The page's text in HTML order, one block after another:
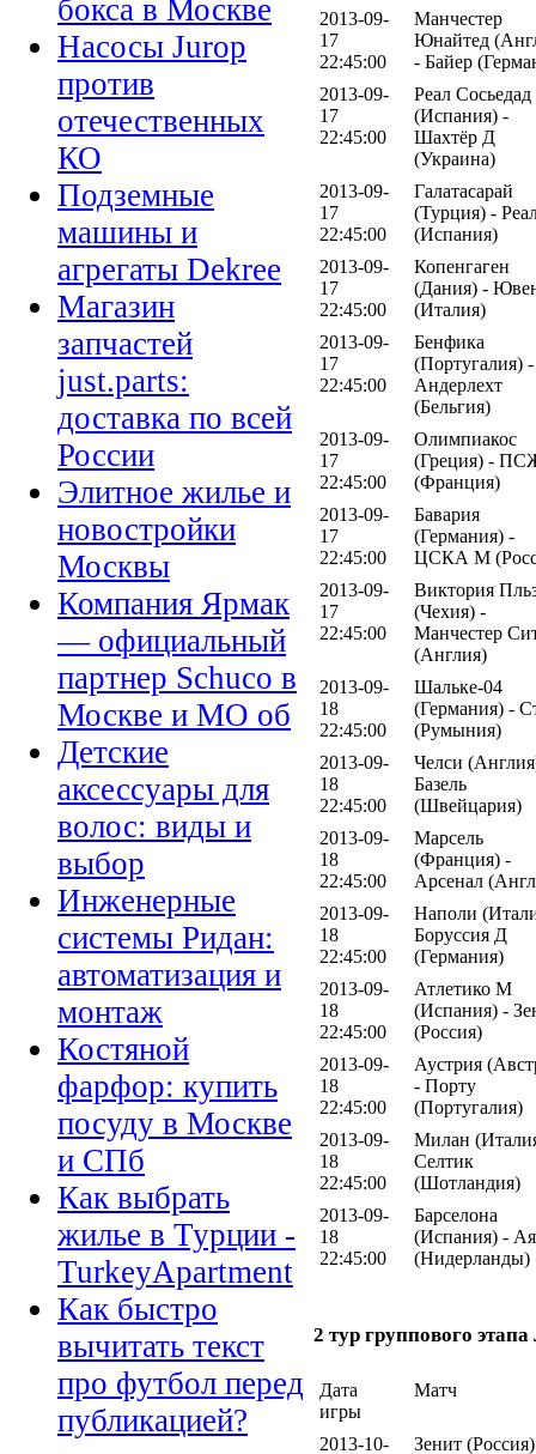
бокса в Москве
Насосы Jurop
против
отечественных
КО
Подземные
машины и
агрегаты Dekree
Магазин
запчастей
just.parts:
доставка по всей
России
Элитное жилье и
новостройки
Москвы
Компания Ярмак
— официальный
партнер Schuco в
Москве и МО об
Детские
аксессуары для
волос: виды и
выбор
Инженерные
системы Ридан:
автоматизация и
монтаж
Костяной
фарфор: купить
посуду в Москве
и СПб
Как выбрать
жилье в Турции -
TurkeyApartment
Как быстро
вычитать текст
про футбол перед
публикацией?
2013-09-
17
22:45:00
Манчестер
Юнайтед
- Байер
2013-09-
17
22:45:00
Реал Сосьедад
(Испания) -
Шахтёр Д
(Украина)
2013-09-
17
22:45:00
Галатасарай
(Турция) -
(Испания)
2013-09-
17
22:45:00
Копенгаген
(Дания) -
(Италия)
2013-09-
17
22:45:00
Бенфика
(Португалия) -
Андерлехт
(Бельгия)
2013-09-
17
22:45:00
Олимпиакос
(Греция) -
(Франция)
2013-09-
17
22:45:00
Бавария
(Германия) -
ЦСКА М
2013-09-
17
22:45:00
Виктория
(Чехия) -
Манчестер
(Англия)
2013-09-
18
22:45:00
Шальке-04
(Германия) -
(Румыния)
2013-09-
18
22:45:00
Челси
Базель
(Швейцария)
2013-09-
18
22:45:00
Марсель
(Франция) -
Арсенал
2013-09-
18
22:45:00
Наполи
Боруссия Д
(Германия)
2013-09-
18
22:45:00
Атлетико М
(Испания) -
(Россия)
2013-09-
18
22:45:00
Аустрия
- Порту
(Португалия)
2013-09-
18
22:45:00
Милан
Селтик
(Шотландия)
2013-09-
18
22:45:00
Барселона
(Испания) -
(Нидерланды)
2 тур группового
Дата
игры
Матч
2013-10-
Зенит